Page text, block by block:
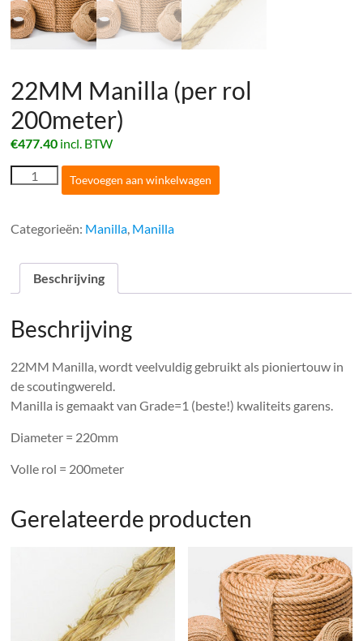
22MM Manilla (per rol
200meter)
€477.40 incl. BTW
22MM
Manilla
200meter)
Toevoegen aan winkelwagen
Categorieën: Manilla, Manilla
Beschrijving
Beschrijving
22MM Manilla, wordt veelvuldig gebruikt als pioniertouw in
de scoutingwereld.
Manilla is gemaakt van Grade=1 (beste!) kwaliteits garens.
Diameter = 220mm
Volle rol = 200meter
Gerelateerde producten